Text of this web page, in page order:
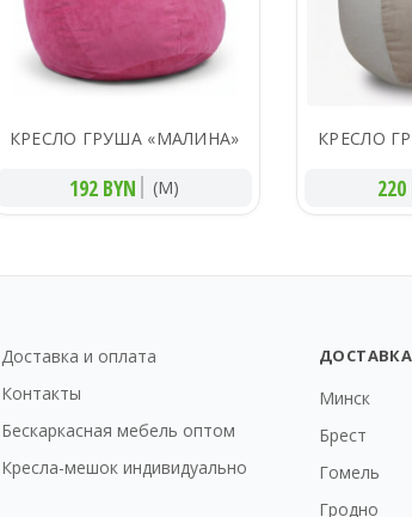
КРЕСЛО ГРУША «МАЛИНА»
192 BYN (M)
КРЕСЛО
220
Доставка и оплата
Контакты
Бескаркасная мебель оптом
Кресла-мешок индивидуально
ДОСТАВКА
Минск
Брест
Гомель
Гродно